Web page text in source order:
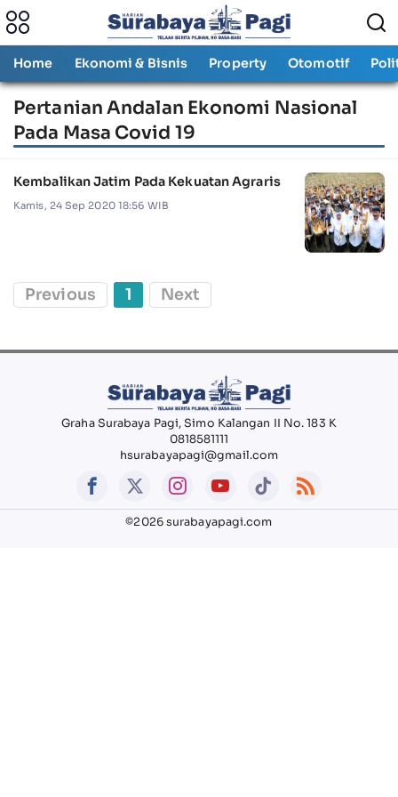
Home Ekonomi & Bisnis Property Otomotif
Pertanian Andalan Ekonomi Nasional
Pada Masa Covid 19
Kembalikan Jatim Pada Kekuatan Agraris
Kamis, 24 Sep 2020 18:56 WIB
Previous 1 Next
Graha Surabaya Pagi, Simo Kalangan II No. 183 K
0818581111
hsurabayapagi@gmail.com
©2026 surabayapagi.com